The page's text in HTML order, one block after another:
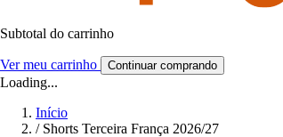
Subtotal do carrinho
Ver meu carrinho Continuar comprando
Loading...
Início
/ Shorts Terceira França 2026/27